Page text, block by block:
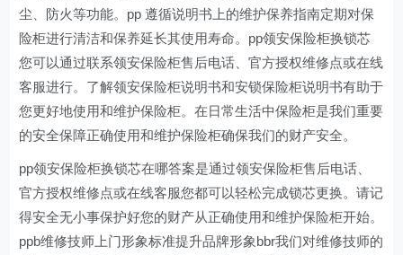
尘、防火等功能。pp 遵循说明书上的维护保养指南定期对保
险柜进行清洁和保养延长其使用寿命。pp领安保险柜换锁芯
您可以通过联系领安保险柜售后电话、官方授权维修点或在线
客服进行。了解领安保险柜说明书和安锁保险柜说明书有助于
您更好地使用和维护保险柜。在日常生活中保险柜是我们重要
的安全保障正确使用和维护保险柜确保我们的财产安全。
pp领安保险柜换锁芯在哪答案是通过领安保险柜售后电话、
官方授权维修点或在线客服您都可以轻松完成锁芯更换。请记
得安全无小事保护好您的财产从正确使用和维护保险柜开始。
ppb维修技师上门形象标准提升品牌形象bbr我们对维修技师的